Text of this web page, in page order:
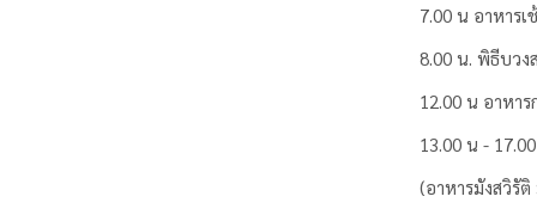
7.00 น อาหารเ
8.00 น. พิธีบวง
12.00 น อาหาร
13.00 น -
(อาหารมังสวิรั